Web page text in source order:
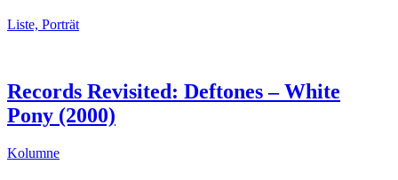
Liste, Porträt
Records Revisited: Deftones – White
Pony (2000)
Kolumne